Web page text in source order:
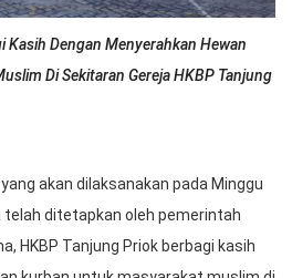
Kasih Dengan Menyerahkan Hewan
Di Sekitaran Gereja HKBP Tanjung
akan dilaksanakan pada Minggu
telah ditetapkan oleh pemerintah
HKBP Tanjung Priok berbagi kasih